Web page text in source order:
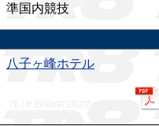
準国内競技
八子ヶ峰ホテル